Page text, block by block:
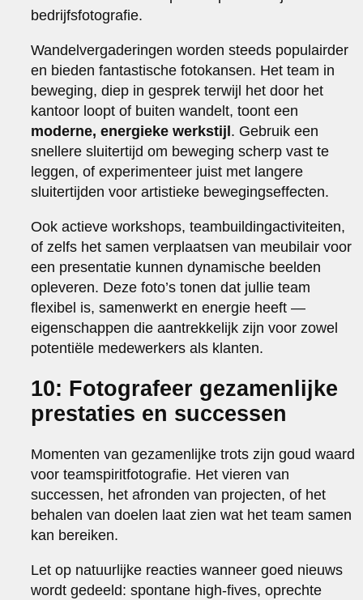
bedrijfsfotografie.
Wandelvergaderingen worden steeds populairder
en bieden fantastische fotokansen. Het team in
beweging, diep in gesprek terwijl het door het
kantoor loopt of buiten wandelt, toont een
moderne, energieke werkstijl. Gebruik een
snellere sluitertijd om beweging scherp vast te
leggen, of experimenteer juist met langere
sluitertijden voor artistieke bewegingseffecten.
Ook actieve workshops, teambuildingactiviteiten,
of zelfs het samen verplaatsen van meubilair voor
een presentatie kunnen dynamische beelden
opleveren. Deze foto’s tonen dat jullie team
flexibel is, samenwerkt en energie heeft —
eigenschappen die aantrekkelijk zijn voor zowel
potentiële medewerkers als klanten.
10: Fotografeer gezamenlijke
prestaties en successen
Momenten van gezamenlijke trots zijn goud waard
voor teamspiritfotografie. Het vieren van
successen, het afronden van projecten, of het
behalen van doelen laat zien wat het team samen
kan bereiken.
Let op natuurlijke reacties wanneer goed nieuws
wordt gedeeld: spontane high-fives, oprechte